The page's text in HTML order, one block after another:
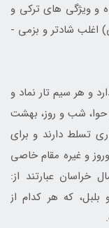
و ویژگی­ های ترکی و
کردی آن بارزتر است؛ موسیقی کردی (کرمانجی) اغلب شادتر و بزمی ­
و هر سیم تار نماد و
حوا، شب و روز، بهشت
تسلط دارند و برای
و غیره مقام خاصی
خراسان عبارتند از:
بلبل، که هر کدام از